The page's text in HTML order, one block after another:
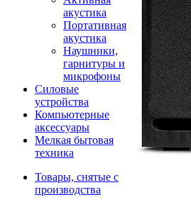
акустика
Портативная
акустика
Наушники,
гарнитуры и
микрофоны
Силовые
устройства
Компьютерные
аксессуары
Мелкая бытовая
техника
Товары, снятые с
производства